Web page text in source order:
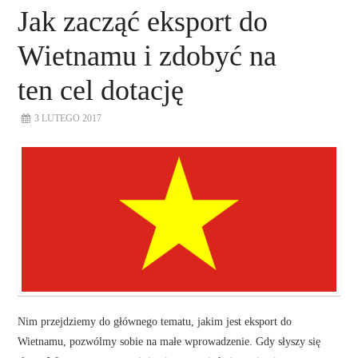
Jak zacząć eksport do
Wietnamu i zdobyć na
ten cel dotację
3 LUTEGO 2017
Nim przejdziemy do głównego tematu, jakim jest eksport do
Wietnamu, pozwólmy sobie na małe wprowadzenie. Gdy słyszy się